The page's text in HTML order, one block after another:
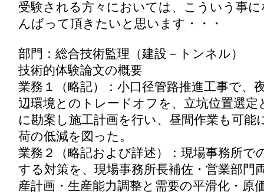
受験される方々においては、こういう事
んばって頂きたいと思います・・・
部門：総合技術監理（建設－トンネル）
技術的体験論文の概要
業務１（略記）：小口径管路推進工事で、
辺環境とのトレードオフを、立坑位置選定
に勘案し施工計画を行い、昼間作業も可能
荷の低減を図った。
業務２（略記および詳述）：現場事務所で
する対策を、現場事務所長補佐・営業部門
産計画・生産能力調整と需要の平滑化・原